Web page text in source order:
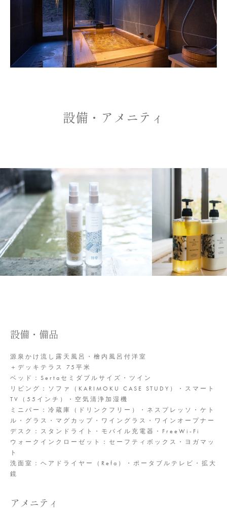
館内施設案内
アクセス
TEL 0248-62-7200
お問い合わせ
設備・アメニティ
設備・備品
源泉かけ流し露天風呂・檜内風呂付洋室
＋デッキテラス 75平米
ベッド：Sertaセミダブルサイズ・ツイン
リビング：ソファ（KARIMOKU CASE STUDY）・スマート
TV（55インチ）・空気清浄加湿機
ミニバー：冷蔵庫（ドリンクフリー）・ネスプレッソ・ケト
ル・グラス・マグカップ・ワイングラス・ワインオープナー
デスク：スタンドライト・モバイル充電器・FreeWi-Fi
ウォークインクローゼット：セーフティボックス・ヨガマッ
ト
洗面室：ヘアドライヤー（Refa）・ポータブルテレビ・拡大
鏡
アメニティ